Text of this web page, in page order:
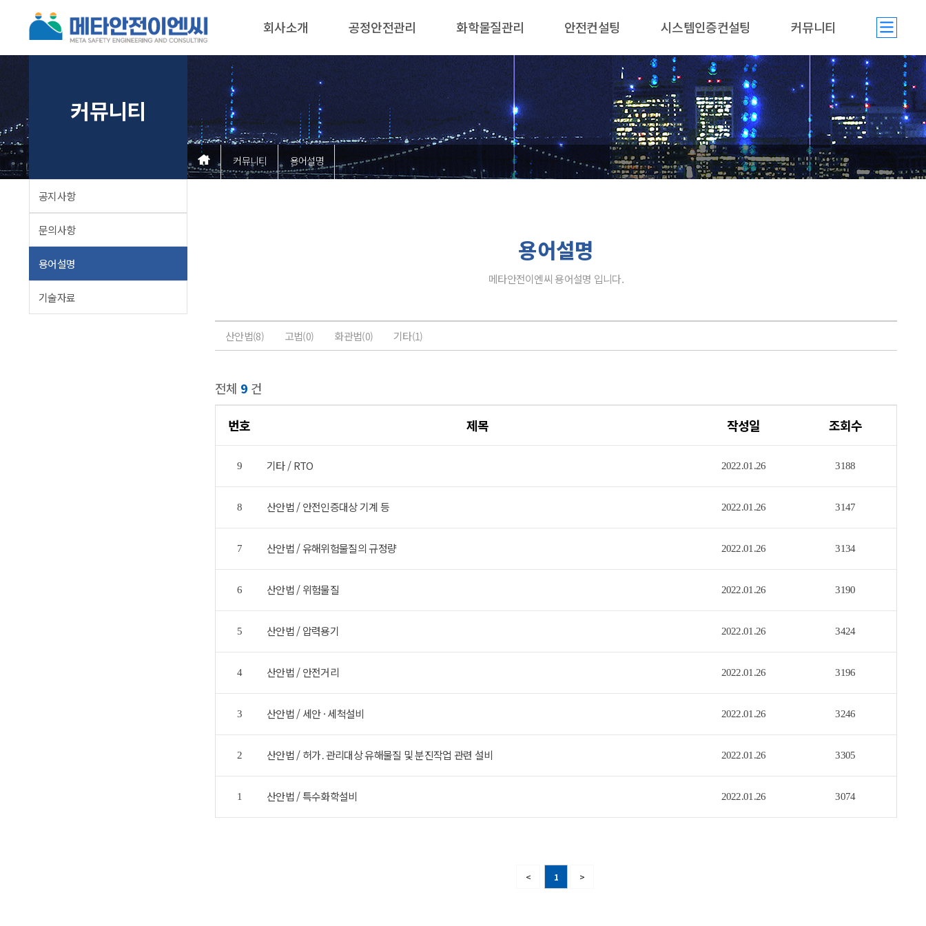
회사소개 공정안전관리 화학물질관리 안전컨설팅 시스템인증컨설팅 커뮤니티
커뮤니티
공지사항
문의사항
용어설명
기술자료
커뮤니티 용어설명
용어설명
메타안전이엔씨 용어설명 입니다.
산안법(8) 고법(0) 화관법(0) 기타(1)
전체 9 건
번호 제목 작성일 조회수
9 기타 / RTO 2022.01.26 3188
8 산안법 / 안전인증대상 기계 등 2022.01.26 3147
7 산안법 / 유해위험물질의 규정량 2022.01.26 3134
6 산안법 / 위험물질 2022.01.26 3190
5 산안법 / 압력용기 2022.01.26 3424
4 산안법 / 안전거리 2022.01.26 3196
3 산안법 / 세안 · 세척설비 2022.01.26 3246
2 산안법 / 허가․관리대상 유해물질 및 분진작업 관련 설비 2022.01.26 3305
1 산안법 / 특수화학설비 2022.01.26 3074
< 1 >